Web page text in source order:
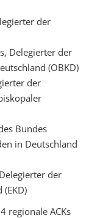
der
Delegierter der
(OBKD)
der
Bundes
in Deutschland
der
regionale ACKs